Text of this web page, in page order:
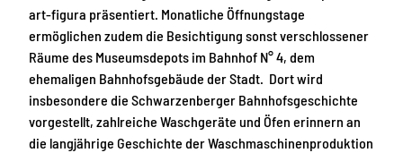
art-figura präsentiert. Monatliche Öffnungstage
ermöglichen zudem die Besichtigung sonst verschlossener
Räume des Museumsdepots im Bahnhof N° 4, dem
ehemaligen Bahnhofsgebäude der Stadt. Dort wird
insbesondere die Schwarzenberger Bahnhofsgeschichte
vorgestellt, zahlreiche Waschgeräte und Öfen erinnern an
die langjährige Geschichte der Waschmaschinenproduktion